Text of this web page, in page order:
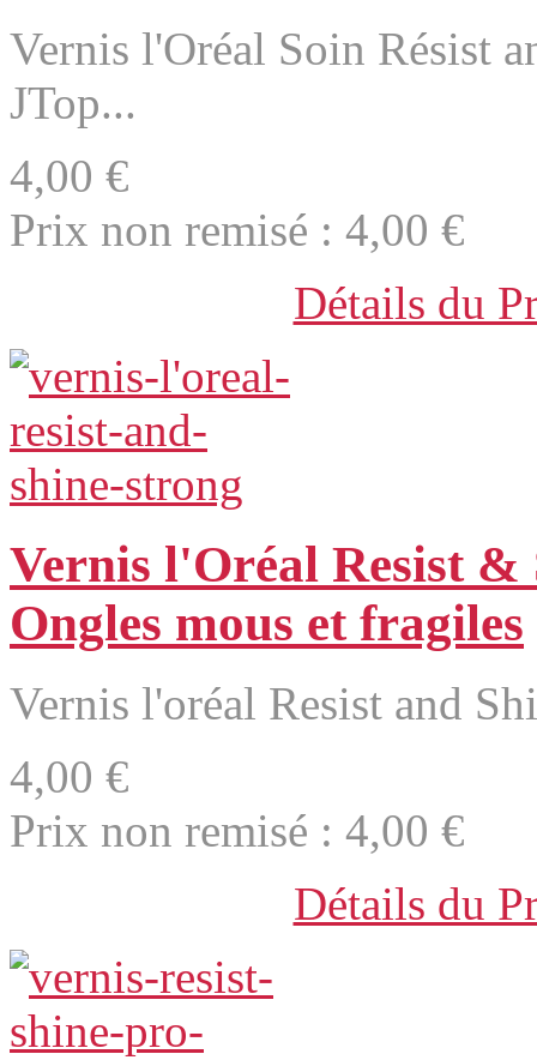
Vernis l'Oréal Soin Résist
JTop...
4,00 €
Prix non remisé : 4,00 €
Détails du
Vernis l'Oréal Resist &
Ongles mous et fragiles
Vernis l'oréal Resist and
4,00 €
Prix non remisé : 4,00 €
Détails du